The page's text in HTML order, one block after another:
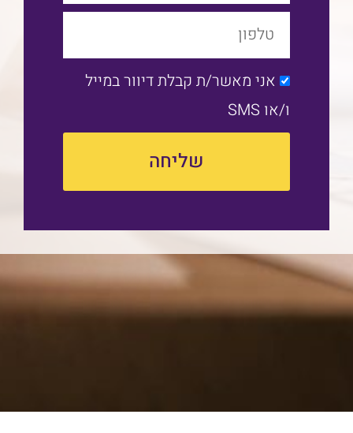
PhoneNumber
אני מאשר/ת קבלת דיוור במייל
ו/או SMS
שליחה